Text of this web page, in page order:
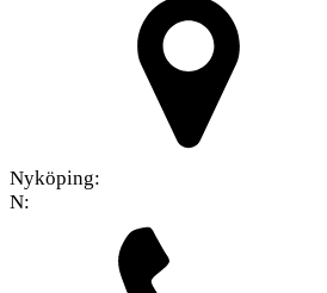
Nyköping:
N: